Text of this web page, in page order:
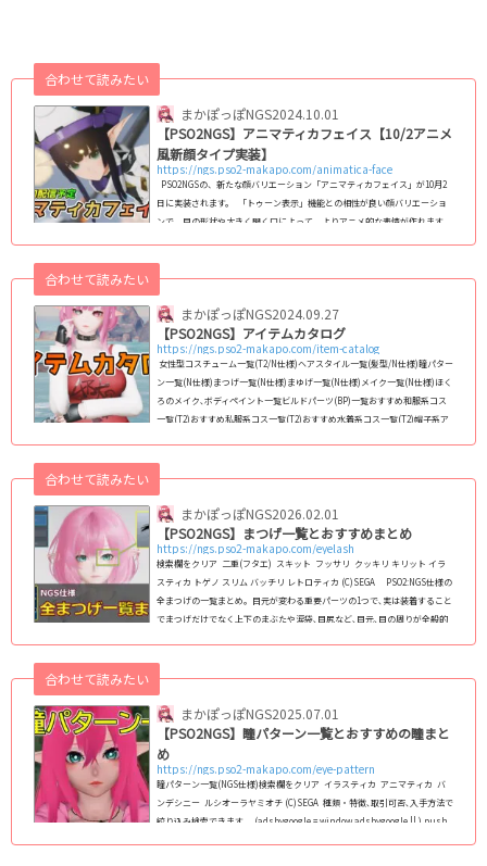
まかぽっぽNGS
合わせて読みたい
2024.10.01
【PSO2NGS】アニマティカフェイス【10/2アニメ
風新顔タイプ実装】
https://ngs.pso2-makapo.com/animatica-face
PSO2NGSの、新たな顔バリエーション「アニマティカフェイス」が10月2
日に実装されます。 「トゥーン表示」機能との相性が良い顔バリエーショ
ンで、目の形状や大きく開く口によって、よりアニメ的な表情が作れます｡
新情報】アニマティカフェイス ：10月2日配信予定 生放送内にて先行公開
された「アニマティカフェイス」の公式PVです｡10...
まかぽっぽNGS
合わせて読みたい
2024.09.27
【PSO2NGS】アイテムカタログ
https://ngs.pso2-makapo.com/item-catalog
女性型コスチューム一覧(T2/N仕様)ヘアスタイル一覧(髪型/N仕様)瞳パター
ン一覧(N仕様)まつげ一覧(N仕様)まゆげ一覧(N仕様)メイク一覧(N仕様)ほく
ろのメイク､ボディペイント一覧ビルドパーツ(BP)一覧おすすめ和服系コス
一覧(T2)おすすめ私服系コス一覧(T2)おすすめ水着系コス一覧(T2)帽子系ア
覧リボン(頭部)系ア...
まかぽっぽNGS
合わせて読みたい
2026.02.01
【PSO2NGS】まつげ一覧とおすすめまとめ
https://ngs.pso2-makapo.com/eyelash
検索欄をクリア 二重(フタエ) スキット フッサリ クッキリ キリット イラ
スティカ トゲノ スリム バッチリ レトロティカ (C)SEGA PSO2:NGS仕様の
全まつげの一覧まとめ｡ 目元が変わる重要パーツの1つで､実は装着すること
でまつげだけでなく上下のまぶたや涙袋､目尻など､目元､目の周りが全般的
まかぽっぽNGS
合わせて読みたい
2025.07.01
【PSO2NGS】瞳パターン一覧とおすすめの瞳まと
め
https://ngs.pso2-makapo.com/eye-pattern
瞳パターン一覧(NGS仕様)検索欄をクリア イラスティカ アニマティカ バ
ンデシニー ルシオーラヤミオチ (C)SEGA 種類・特徴､取引可否､入手方法で
絞り込み検索できます｡ (adsbygoogle = window.adsbygoogle || ).push